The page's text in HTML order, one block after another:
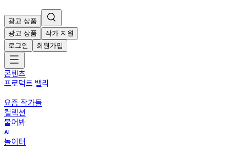
광고 상품
광고 상품
작가 지원
로그인
회원가입
콘텐츠
프로덕트 밸리
요즘 작가들
컬렉션
물어봐
놀이터